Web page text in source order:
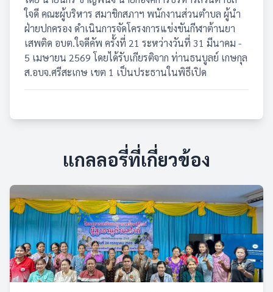
ใจดี คณะผู้บริหาร สมาชิกสภาฯ พนักงานส่วนตำบล ผู้นำ
ฝ่ายปกครอง ดำเนินการจัดโครงการแข่งขันกีฬาต้านยา
เสพติด อบต.ใจดีคัพ ครั้งที่ 21 ระหว่างวันที่ 31 มีนาคม -
5 เมษายน 2569 โดยได้รับเกียรติจาก ท่านธนบูลย์ เกษกุล
ส.อบจ.ศรีสะเกษ เขต 1 เป็นประธานในพิธีเปิด
แกลลอรี่ที่เกี่ยวข้อง